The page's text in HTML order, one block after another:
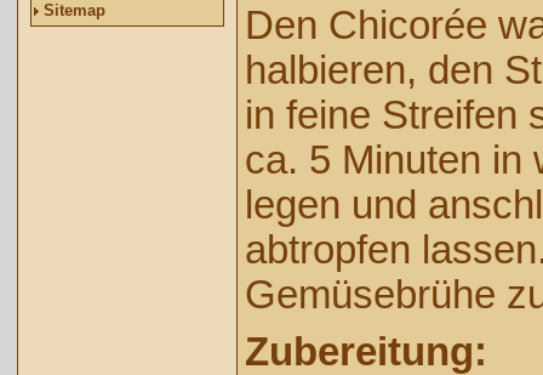
Sitemap
Den Chicorée
halbieren, den
in feine Streifen
ca. 5 Minuten in
legen und
abtropfen
Gemüsebrühe
Zubereitung: